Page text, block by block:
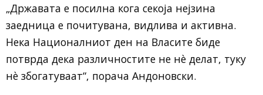
„Државата е посилна кога секоја нејзина
заедница е почитувана, видлива и активна.
Нека Националниот ден на Власите биде
потврда дека различностите не нè делат, туку
нè збогатуваат“, порача Андоновски.